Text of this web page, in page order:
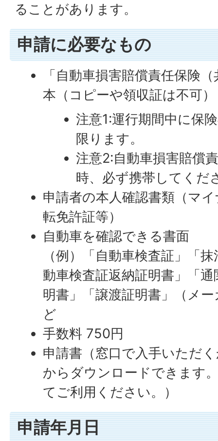
ることがあります。
申請に必要なもの
「自動車損害賠償責任保険
本（コピーや領収証は不可）
注意1:運行期間中に保
限ります。
注意2:自動車損害賠償
時、必ず携帯してくだ
申請者の本人確認書類（マ
転免許証等）
自動車を確認できる書面
（例）「自動車検査証」「
動車検査証返納証明書」「
明書」「譲渡証明書」（メ
ど
手数料 750円
申請書（窓口で入手いただ
からダウンロードできます
てご利用ください。）
申請年月日